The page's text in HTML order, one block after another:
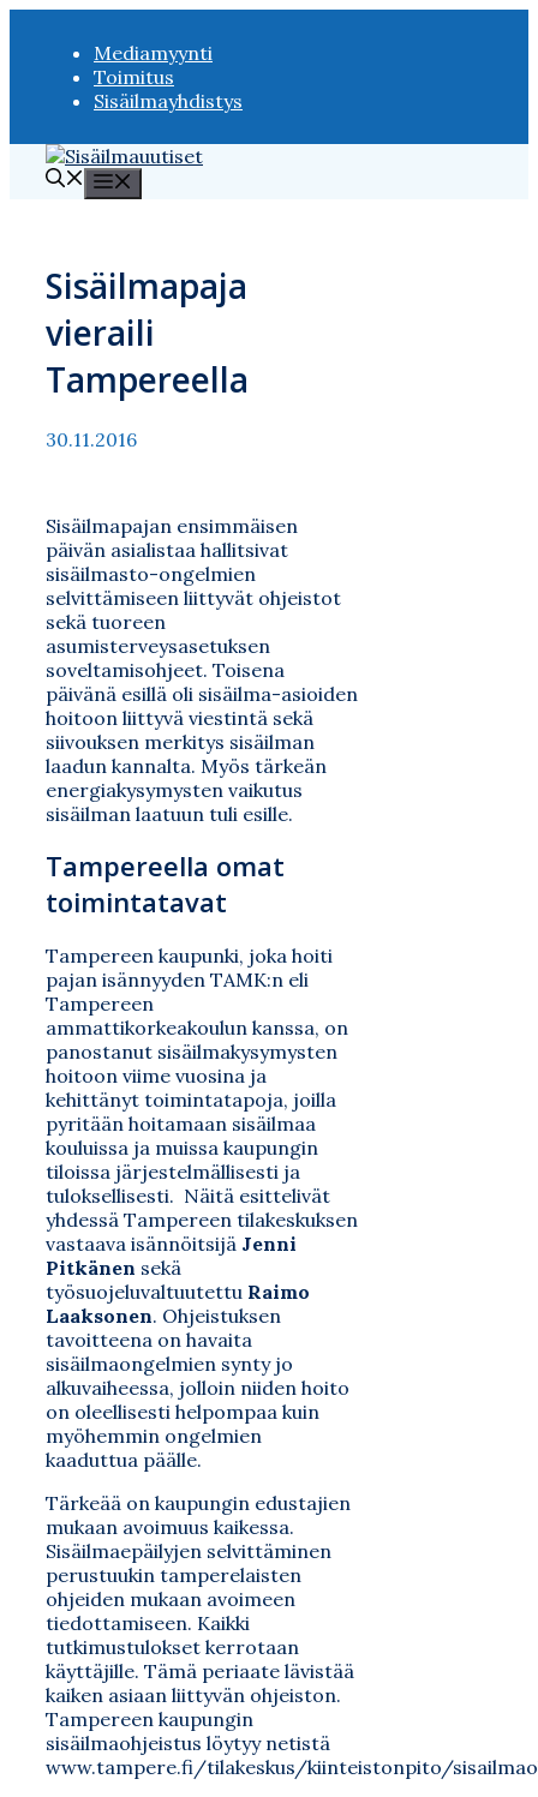
Mediamyynti
Toimitus
Sisäilmayhdistys
Sisäilmapaja
vieraili
Tampereella
30.11.2016
Sisäilmapajan ensimmäisen
päivän asialistaa hallitsivat
sisäilmasto-ongelmien
selvittämiseen liittyvät ohjeistot
sekä tuoreen
asumisterveysasetuksen
soveltamisohjeet. Toisena
päivänä esillä oli sisäilma-asioiden
hoitoon liittyvä viestintä sekä
siivouksen merkitys sisäilman
laadun kannalta. Myös tärkeän
energiakysymysten vaikutus
sisäilman laatuun tuli esille.
Tampereella omat
toimintatavat
Tampereen kaupunki, joka hoiti
pajan isännyyden TAMK:n eli
Tampereen
ammattikorkeakoulun kanssa, on
panostanut sisäilmakysymysten
hoitoon viime vuosina ja
kehittänyt toimintatapoja, joilla
pyritään hoitamaan sisäilmaa
kouluissa ja muissa kaupungin
tiloissa järjestelmällisesti ja
tuloksellisesti. Näitä esittelivät
yhdessä Tampereen tilakeskuksen
vastaava isännöitsijä Jenni
Pitkänen sekä
työsuojeluvaltuutettu Raimo
Laaksonen. Ohjeistuksen
tavoitteena on havaita
sisäilmaongelmien synty jo
alkuvaiheessa, jolloin niiden hoito
on oleellisesti helpompaa kuin
myöhemmin ongelmien
kaaduttua päälle.
Tärkeää on kaupungin edustajien
mukaan avoimuus kaikessa.
Sisäilmaepäilyjen selvittäminen
perustuukin tamperelaisten
ohjeiden mukaan avoimeen
tiedottamiseen. Kaikki
tutkimustulokset kerrotaan
käyttäjille. Tämä periaate lävistää
kaiken asiaan liittyvän ohjeiston.
Tampereen kaupungin
sisäilmaohjeistus löytyy netistä
www.tampere.fi/tilakeskus/kiinteistonpito/